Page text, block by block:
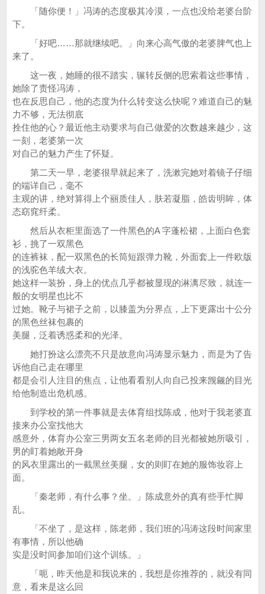
「随你便！」冯涛的态度极其冷漠，一点也没给老婆台阶
下。
「好吧……那就继续吧。」向来心高气傲的老婆脾气也上
来了。
这一夜，她睡的很不踏实，辗转反侧的思索着这些事情，
她除了责怪冯涛，
也在反思自己，他的态度为什么转变这么快呢？难道自己的魅
力不够，无法彻底
拴住他的心？最近他主动要求与自己做爱的次数越来越少，这
一刻，老婆第一次
对自己的魅力产生了怀疑。
第二天一早，老婆很早就起来了，洗漱完她对着镜子仔细
的端详自己，毫不
主观的讲，绝对算得上个丽质佳人，肤若凝脂，皓齿明眸，体
态窈窕纤柔。
然后从衣柜里面选了一件黑色的A 字蓬松裙，上面白色套
衫，挑了一双黑色
的连裤袜，配一双黑色的长筒短跟弹力靴，外面套上一件欧版
的浅驼色羊绒大衣。
她这样一装扮，身上的优点几乎都被显现的淋漓尽致，就连一
般的女明星也比不
过她。靴子与裙子之前，以膝盖为分界点，上下更露出十公分
的黑色丝袜包裹的
美腿，泛着诱惑柔和的光泽。
她打扮这么漂亮不只是故意向冯涛显示魅力，而是为了告
诉他自己走在哪里
都是会引人注目的焦点，让他看看别人向自己投来觊觎的目光
给他制造出危机感。
到学校的第一件事就是去体育组找陈成，他对于我老婆直
接来办公室找他大
感意外，体育办公室三男两女五名老师的目光都被她所吸引，
男的盯着她敞开身
的风衣里露出的一截黑丝美腿，女的则盯在她的服饰妆容上
面。
「秦老师，有什么事？坐。」陈成意外的真有些手忙脚
乱。
「不坐了，是这样，陈老师，我们班的冯涛这段时间家里
有事情，所以他确
实是没时间参加咱们这个训练。」
「呃，昨天他是和我说来的，我想是你推荐的，就没有同
意，看来是这么回